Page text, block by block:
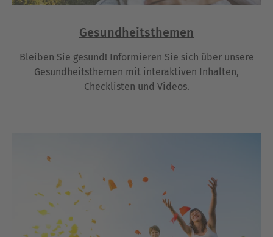
Gesundheitsthemen
Bleiben Sie gesund! Informieren Sie sich über unsere
Gesundheitsthemen mit interaktiven Inhalten,
Checklisten und Videos.